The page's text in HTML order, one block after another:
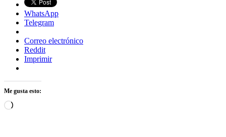
WhatsApp
Telegram
Correo electrónico
Reddit
Imprimir
Me gusta esto:
Cargando...